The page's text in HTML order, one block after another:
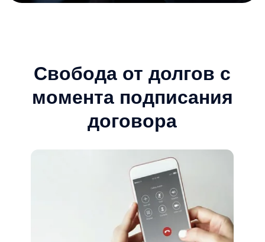
С первого дня – никаких
звонков коллекторов
Остановим аресты и